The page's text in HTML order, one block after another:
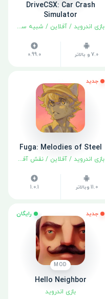
DriveCSX: Car Crash
Simulator
بازی اندروید / آفلاین / شبیه سازی
7.0 و بالاتر 0.99.0
جدید
Fuga: Melodies of Steel
بازی اندروید / آفلاین / نقش آفرینی
11.0 وبالاتر 1.0.1
جدید رایگان
MOD
Hello Neighbor
بازی اندروید